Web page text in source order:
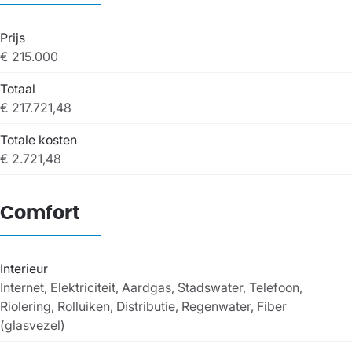
Prijs
€ 215.000
Totaal
€ 217.721,48
Totale kosten
€ 2.721,48
Comfort
Interieur
Internet, Elektriciteit, Aardgas, Stadswater, Telefoon,
Riolering, Rolluiken, Distributie, Regenwater, Fiber
(glasvezel)